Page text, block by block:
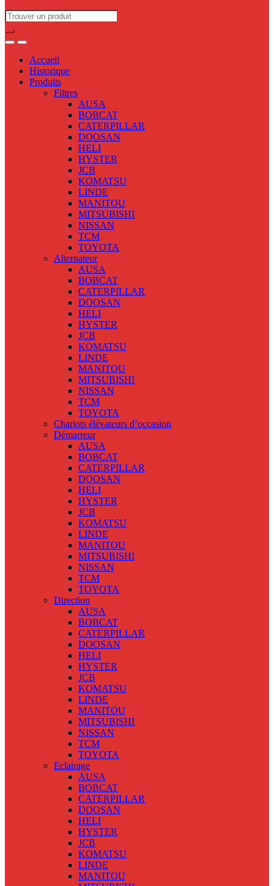
Search
for:
Accueil
Historique
Produits
Filtres
AUSA
BOBCAT
CATERPILLAR
DOOSAN
HELI
HYSTER
JCB
KOMATSU
LINDE
MANITOU
MITSUBISHI
NISSAN
TCM
TOYOTA
Alternateur
AUSA
BOBCAT
CATERPILLAR
DOOSAN
HELI
HYSTER
JCB
KOMATSU
LINDE
MANITOU
MITSUBISHI
NISSAN
TCM
TOYOTA
Chariots élévateurs d’occasion
Démarreur
AUSA
BOBCAT
CATERPILLAR
DOOSAN
HELI
HYSTER
JCB
KOMATSU
LINDE
MANITOU
MITSUBISHI
NISSAN
TCM
TOYOTA
Direction
AUSA
BOBCAT
CATERPILLAR
DOOSAN
HELI
HYSTER
JCB
KOMATSU
LINDE
MANITOU
MITSUBISHI
NISSAN
TCM
TOYOTA
Eclairage
AUSA
BOBCAT
CATERPILLAR
DOOSAN
HELI
HYSTER
JCB
KOMATSU
LINDE
MANITOU